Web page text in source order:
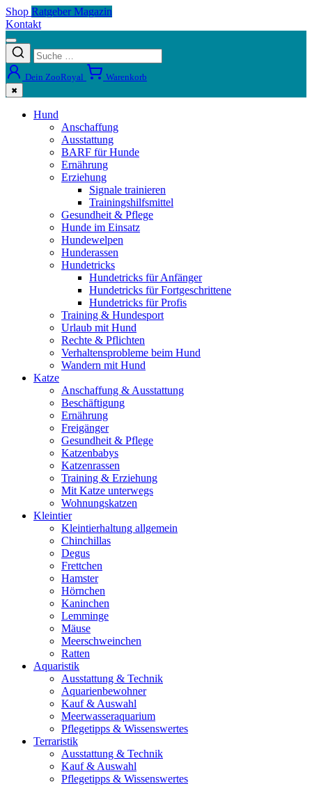
Shop Ratgeber Magazin
Kontakt
Dein ZooRoyal Warenkorb
✖
Hund
Anschaffung
Ausstattung
BARF für Hunde
Ernährung
Erziehung
Signale trainieren
Trainingshilfsmittel
Gesundheit & Pflege
Hunde im Einsatz
Hundewelpen
Hunderassen
Hundetricks
Hundetricks für Anfänger
Hundetricks für Fortgeschrittene
Hundetricks für Profis
Training & Hundesport
Urlaub mit Hund
Rechte & Pflichten
Verhaltensprobleme beim Hund
Wandern mit Hund
Katze
Anschaffung & Ausstattung
Beschäftigung
Ernährung
Freigänger
Gesundheit & Pflege
Katzenbabys
Katzenrassen
Training & Erziehung
Mit Katze unterwegs
Wohnungskatzen
Kleintier
Kleintierhaltung allgemein
Chinchillas
Degus
Frettchen
Hamster
Hörnchen
Kaninchen
Lemminge
Mäuse
Meerschweinchen
Ratten
Aquaristik
Ausstattung & Technik
Aquarienbewohner
Kauf & Auswahl
Meerwasseraquarium
Pflegetipps & Wissenswertes
Terraristik
Ausstattung & Technik
Kauf & Auswahl
Pflegetipps & Wissenswertes